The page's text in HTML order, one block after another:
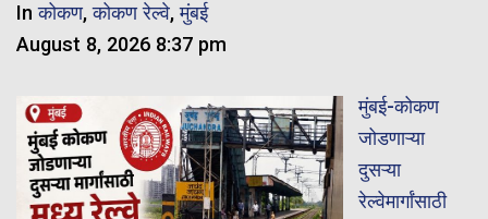
Inकोकण,कोकण रेल्वे,मुंबई
August 8, 2026 8:37 pm
मुंबई-कोकण
जोडणाऱ्या
दुसऱ्या
रेल्वेमार्गांसाठी